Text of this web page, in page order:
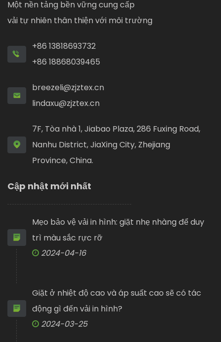
Một nền tảng bền vững cung cấp
vải tự nhiên thân thiện với môi trường
+86 13818693732
+86 18868039465
breezeli@zjztex.cn
lindaxu@zjztex.cn
7F, Tòa nhà 1, Jiabao Plaza, 286 Fuxing Road,
Nanhu District, JiaXing City, Zhejiang
Province, China.
Cập nhật mới nhất
Mẹo bảo vệ vải in hình: giặt nhẹ nhàng để duy
trì màu sắc rực rỡ
2024-04-16
Giặt ở nhiệt độ cao và áp suất cao sẽ có tác
động gì đến vải in hình?
2024-03-25